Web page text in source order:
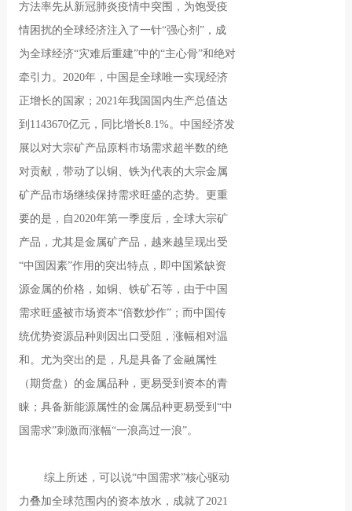
方法率先从新冠肺炎疫情中突围，为饱受疫
情困扰的全球经济注入了一针“强心剂”，成
为全球经济“灾难后重建”中的“主心骨”和绝对
牵引力。2020年，中国是全球唯一实现经济
正增长的国家；2021年我国国内生产总值达
到1143670亿元，同比增长8.1%。中国经济发
展以对大宗矿产品原料市场需求超半数的绝
对贡献，带动了以铜、铁为代表的大宗金属
矿产品市场继续保持需求旺盛的态势。更重
要的是，自2020年第一季度后，全球大宗矿
产品，尤其是金属矿产品，越来越呈现出受
“中国因素”作用的突出特点，即中国紧缺资
源金属的价格，如铜、铁矿石等，由于中国
需求旺盛被市场资本“倍数炒作”；而中国传
统优势资源品种则因出口受阻，涨幅相对温
和。尤为突出的是，凡是具备了金融属性
（期货盘）的金属品种，更易受到资本的青
睐；具备新能源属性的金属品种更易受到“中
国需求”刺激而涨幅“一浪高过一浪”。
综上所述，可以说“中国需求”核心驱动
力叠加全球范围内的资本放水，成就了2021